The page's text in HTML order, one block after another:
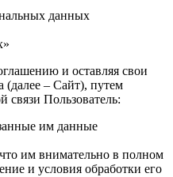
данных
и оставляя свои
(далее – Сайт), путем
связи Пользователь:
им данные
им внимательно в полном
и условия обработки его